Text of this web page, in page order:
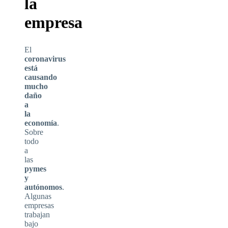
empresa
El
coronavirus
está
causando
mucho
daño
a
la
economía.
Sobre
todo
a
las
pymes
y
autónomos.
Algunas
empresas
trabajan
bajo